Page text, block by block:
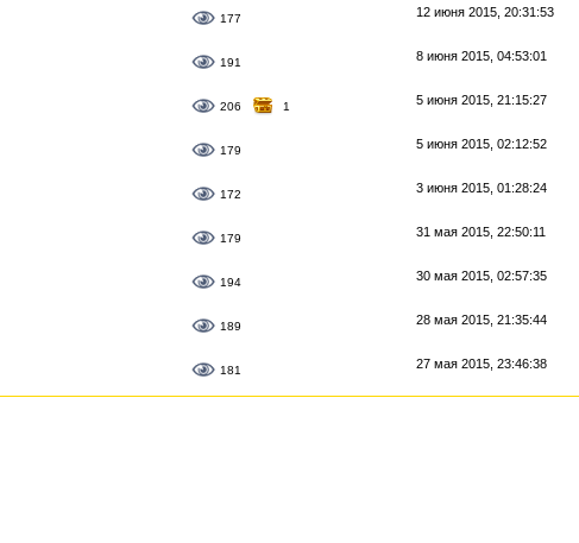
177 12 июня 2015, 20:31:53
191 8 июня 2015, 04:53:01
206 1 5 июня 2015, 21:15:27
179 5 июня 2015, 02:12:52
172 3 июня 2015, 01:28:24
179 31 мая 2015, 22:50:11
194 30 мая 2015, 02:57:35
189 28 мая 2015, 21:35:44
181 27 мая 2015, 23:46:38